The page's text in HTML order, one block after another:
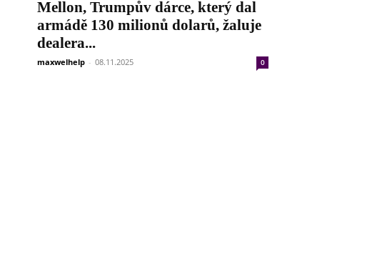
Mellon, Trumpův dárce, který dal
armádě 130 milionů dolarů, žaluje
dealera...
maxwelhelp - 08.11.2025 0